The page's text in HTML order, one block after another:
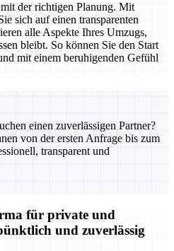
der richtigen Planung. Mit
sich auf einen transparenten
alle Aspekte Ihres Umzugs,
bleibt. So können Sie den Start
mit einem beruhigenden Gefühl
einen zuverlässigen Partner?
von der ersten Anfrage bis zum
transparent und
für private und
und zuverlässig